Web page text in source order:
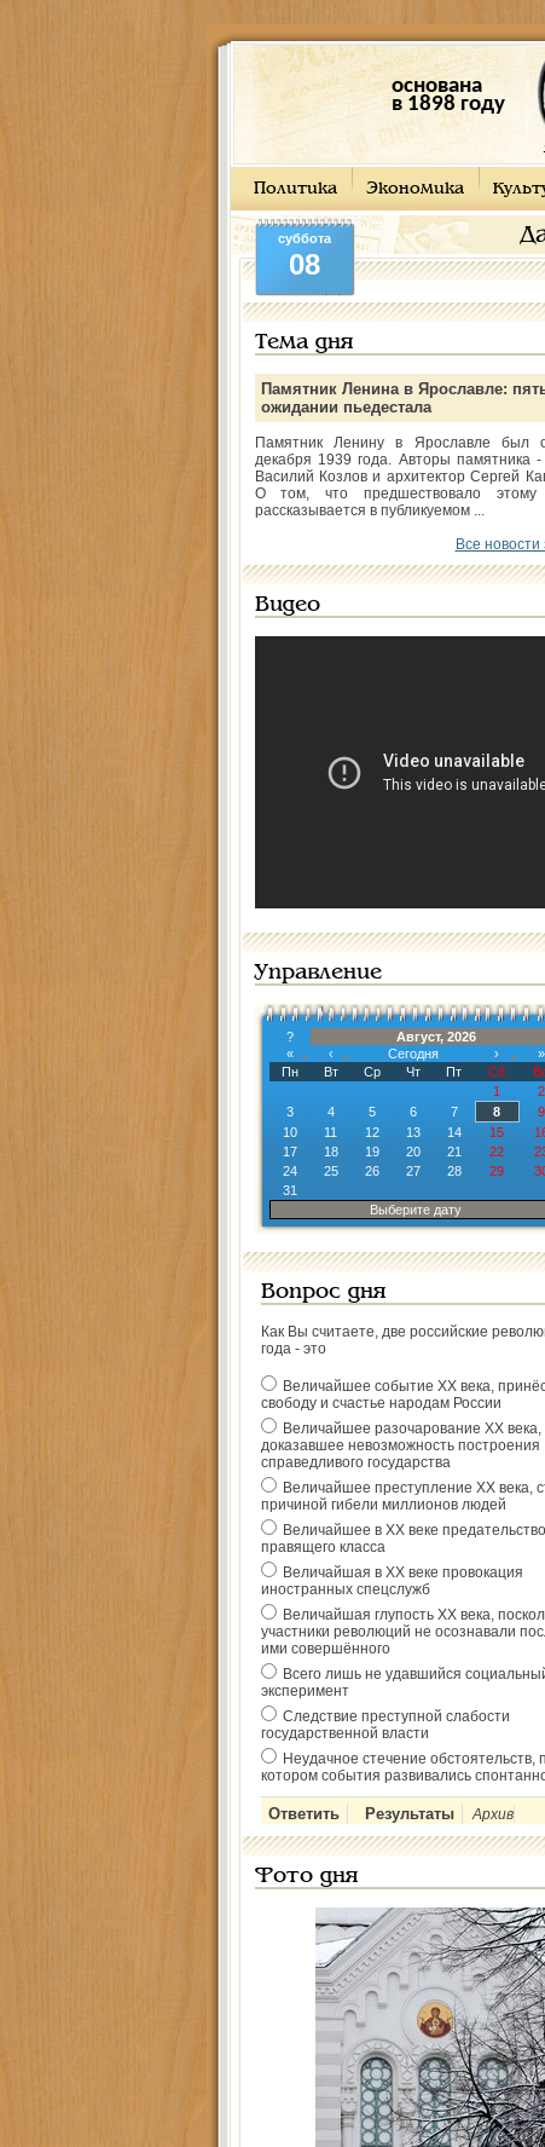
основана
в 1898 году
Политика Экономика
суббота
08
Тема дня
Памятник Ленина в Ярославле:
ожидании пьедестала
Памятник Ленину в Ярославле был
декабря 1939 года. Авторы памятника -
Василий Козлов и архитектор Сергей
О том, что предшествовало этому
рассказывается в публикуемом ...
Все новости
Видео
Управление
?
Август, 2026
«
‹ Сегодня ›
»
Пн
Вт Ср Чт Пт Сб
1
2
3
4 5 6 7 8
9
10
11 12 13 14 15
17
18 19 20 21 22
24
25 26 27 28 29
31
Выберите дату
Вопрос дня
Как Вы считаете, две российские
года - это
Величайшее событие ХХ века,
свободу и счастье народам России
Величайшее разочарование ХХ века,
доказавшее невозможность построения
справедливого государства
Величайшее преступление ХХ века,
причиной гибели миллионов людей
Величайшее в ХХ веке предательство
правящего класса
Величайшая в ХХ веке провокация
иностранных спецслужб
Величайшая глупость ХХ века,
участники революций не осознавали
ими совершённого
Всего лишь не удавшийся
эксперимент
Следствие преступной слабости
государственной власти
Неудачное стечение обстоятельств,
котором события развивались
Архив
Фото дня